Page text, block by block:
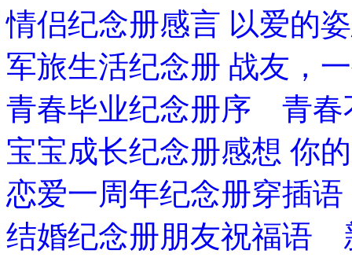
情侣纪念册感言 以爱的
军旅生活纪念册 战友，
青春毕业纪念册序 青春
宝宝成长纪念册感想 你
恋爱一周年纪念册穿插
结婚纪念册朋友祝福语